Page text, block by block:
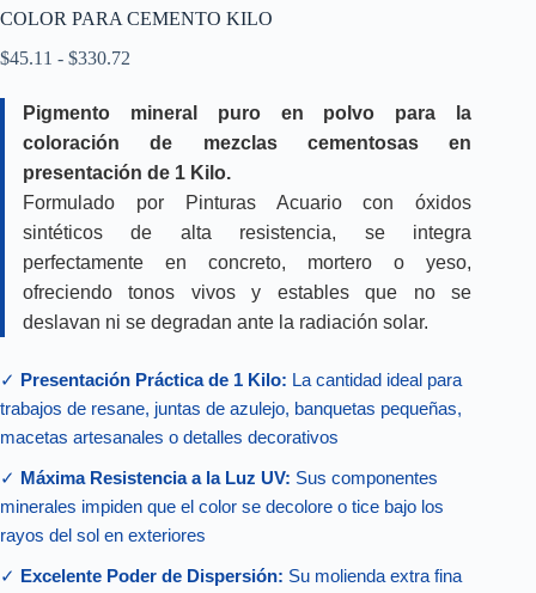
COLOR PARA CEMENTO KILO
$45.11 - $330.72
desde
$45.11
hasta
$330.72
Pigmento mineral puro en polvo para la
coloración de mezclas cementosas en
presentación de 1 Kilo.
Formulado por Pinturas Acuario con óxidos
sintéticos de alta resistencia, se integra
perfectamente en concreto, mortero o yeso,
ofreciendo tonos vivos y estables que no se
deslavan ni se degradan ante la radiación solar.
✓ Presentación Práctica de 1 Kilo: La cantidad ideal para
trabajos de resane, juntas de azulejo, banquetas pequeñas,
macetas artesanales o detalles decorativos
✓ Máxima Resistencia a la Luz UV: Sus componentes
minerales impiden que el color se decolore o tice bajo los
rayos del sol en exteriores
✓ Excelente Poder de Dispersión: Su molienda extra fina